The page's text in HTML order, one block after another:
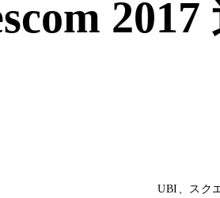
UBI、スク